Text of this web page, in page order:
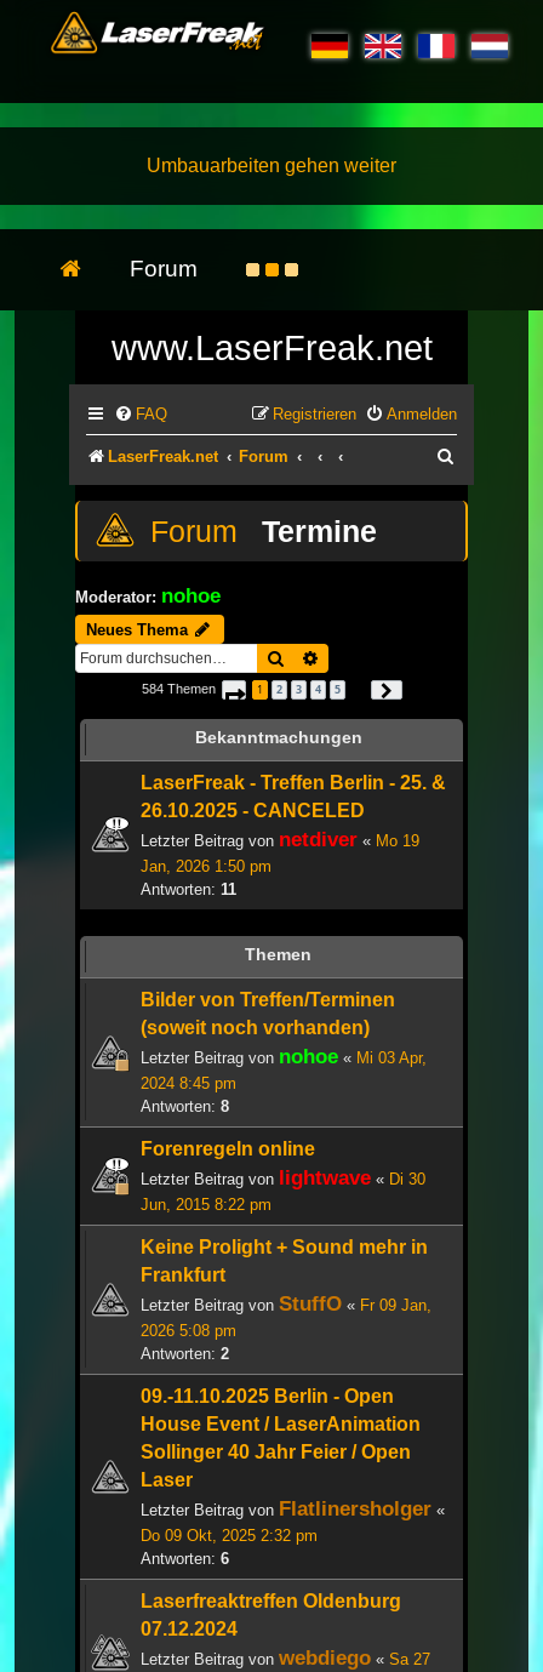
Umbauarbeiten gehen weiter
Forum
www.LaserFreak.net
FAQ Anmelden
Registrieren
LaserFreak.net Forum
Termine
Moderator: nohoe
Neues Thema
Suche
584 Themen Seite 1von 20
1 2 3 4 5
Bekanntmachungen
LaserFreak - Treffen Berlin - 25. &
26.10.2025 - CANCELED
Letzter Beitrag von netdiver « Mo 19
Jan, 2026 1:50 pm
Antworten: 11
Themen
Bilder von Treffen/Terminen
(soweit noch vorhanden)
Letzter Beitrag von nohoe « Mi 03 Apr,
2024 8:45 pm
Antworten: 8
Forenregeln online
Letzter Beitrag von lightwave « Di 30
Jun, 2015 8:22 pm
Keine Prolight + Sound mehr in
Frankfurt
Letzter Beitrag von StuffO « Fr 09 Jan,
2026 5:08 pm
Antworten: 2
09.-11.10.2025 Berlin - Open
House Event / LaserAnimation
Sollinger 40 Jahr Feier / Open
Laser
Letzter Beitrag von Flatlinersholger «
Do 09 Okt, 2025 2:32 pm
Antworten: 6
Laserfreaktreffen Oldenburg
07.12.2024
Letzter Beitrag von webdiego « Sa 27